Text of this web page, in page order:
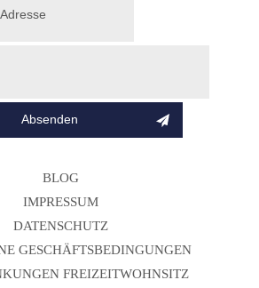
BLOG
IMPRESSUM
DATENSCHUTZ
GESCHÄFTSBEDINGUNGEN
FREIZEITWOHNSITZ